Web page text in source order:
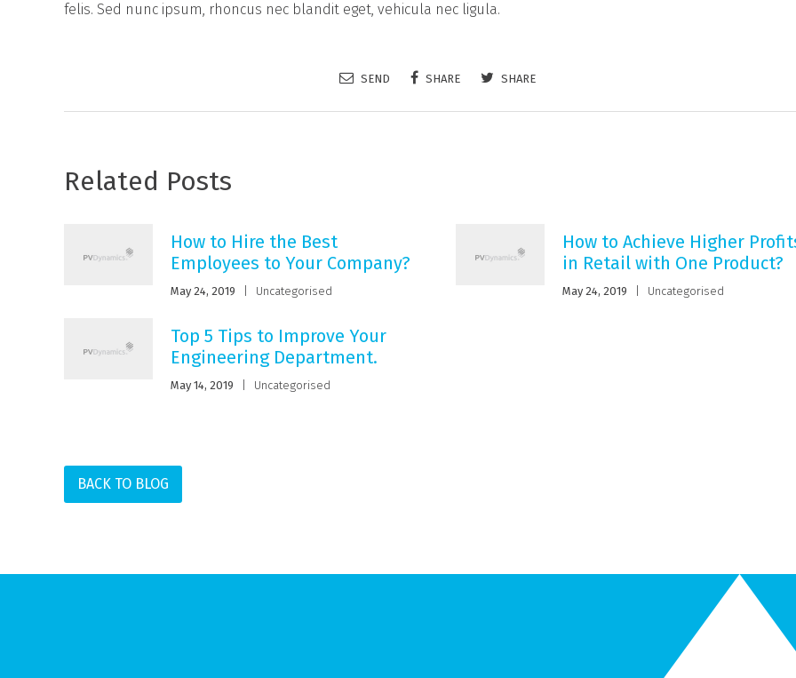
felis. Sed nunc ipsum, rhoncus nec blandit eget, vehicula nec ligula.
SEND SHARE SHARE
Related Posts
How to Hire the Best
Employees to Your Company?
May 24, 2019 Uncategorised
How to Achieve Higher
in Retail with One Product?
May 24, 2019 Uncategorised
Top 5 Tips to Improve Your
Engineering Department.
May 14, 2019 Uncategorised
BACK TO BLOG